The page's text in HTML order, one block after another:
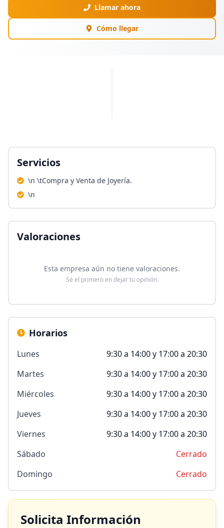
Llamar ahora
Cómo llegar
Servicios
\n \tCompra y Venta de Joyería.
\n
Valoraciones
Esta empresa aún no tiene valoraciones.
Sé el primero en dejar tu opinión.
Horarios
Lunes
9:30 a 14:00 y 17:00 a 20:30
Martes
9:30 a 14:00 y 17:00 a 20:30
Miércoles
9:30 a 14:00 y 17:00 a 20:30
Jueves
9:30 a 14:00 y 17:00 a 20:30
Viernes
9:30 a 14:00 y 17:00 a 20:30
Sábado
Cerrado
Domingo
Cerrado
Solicita Información